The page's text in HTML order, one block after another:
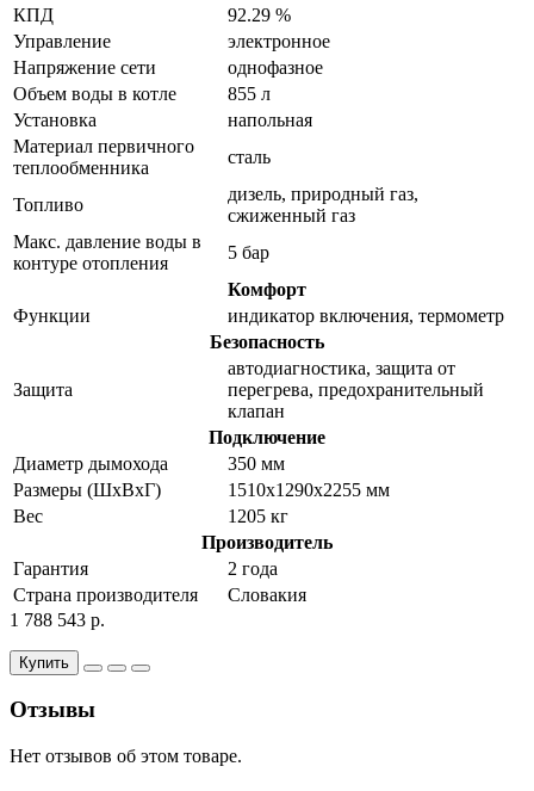
КПД
92.29 %
Управление
электронное
Напряжение сети
однофазное
Объем воды в котле
855 л
Установка
напольная
Материал первичного
теплообменника
сталь
Топливо
дизель, природный газ,
сжиженный газ
Макс. давление воды в
контуре отопления
5 бар
Комфорт
Функции
индикатор включения, термометр
Безопасность
Защита
автодиагностика, защита от
перегрева, предохранительный
клапан
Подключение
Диаметр дымохода
350 мм
Размеры (ШхВхГ)
1510x1290x2255 мм
Вес
1205 кг
Производитель
Гарантия
2 года
Страна производителя
Словакия
1 788 543 р.
Купить
Отзывы
Нет отзывов об этом товаре.